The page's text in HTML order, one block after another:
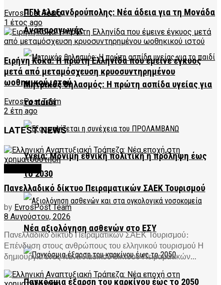
ΠΓΝ Αλεξανδρούπολης: Νέα άδεια για τη Μονάδα
Αναπαραγωγής
Μητρικός θηλασμός: Η πρώτη ασπίδα υγείας για
το παιδί
Υγεία: Μόνιμη εθνική πολιτική η πρόληψη έως
το 2030
Νέα αξιολόγηση ασθενών στο ΕΣΥ
Παγκόσμια έξαρση του καρκίνου έως το 2050
EvrosPost Team
1 έτος ago
Ειρήνη Κόκα: Η πρώτη Ελληνίδα που έμεινε έγκυος
μετά από μεταμόσχευση κρυοσυντηρημένου
ωοθηκικού ιστού
EvrosPost Team
2 έτη ago
LATEST NEWS
Πανελλαδικό δίκτυο Πειραματικών ΣΑΕΚ Τουρισμού
by EvrosPost Team
8 Αυγούστου, 2026
Πανελλαδικό δίκτυο Πειραματικών ΣΑΕΚ Τουρισμού:
Επένδυση στους ανθρώπους του ελληνικού τουρισμού Η
δημιουργία ενός πανελλαδικού δικτύου Πειραματικών...